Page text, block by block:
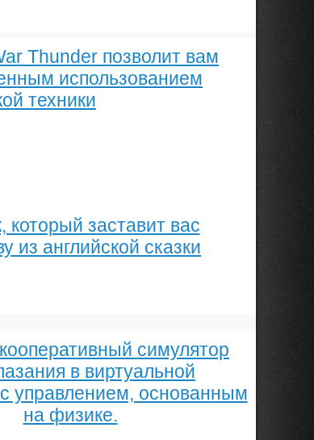
Thunder позволит вам
использованием
техники
который заставит вас
из английской сказки
симулятор
в виртуальной
управлением, основанным
на физике.